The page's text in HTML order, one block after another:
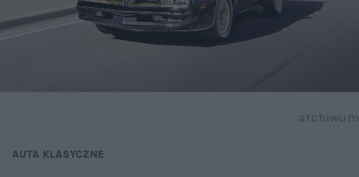
AUTA KLASYCZNE